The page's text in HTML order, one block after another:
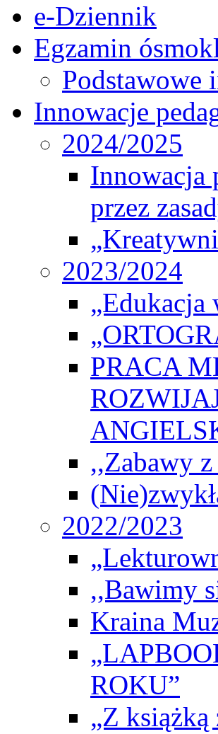
e-Dziennik
Egzamin
Podstawowe
Innowacje
2024/2025
Innowacja
przez
2023/2024
„Edukacja
PRACA
,,Zabawy z
2022/2023
,,Bawimy
Kraina
ROKU”
„Z książką